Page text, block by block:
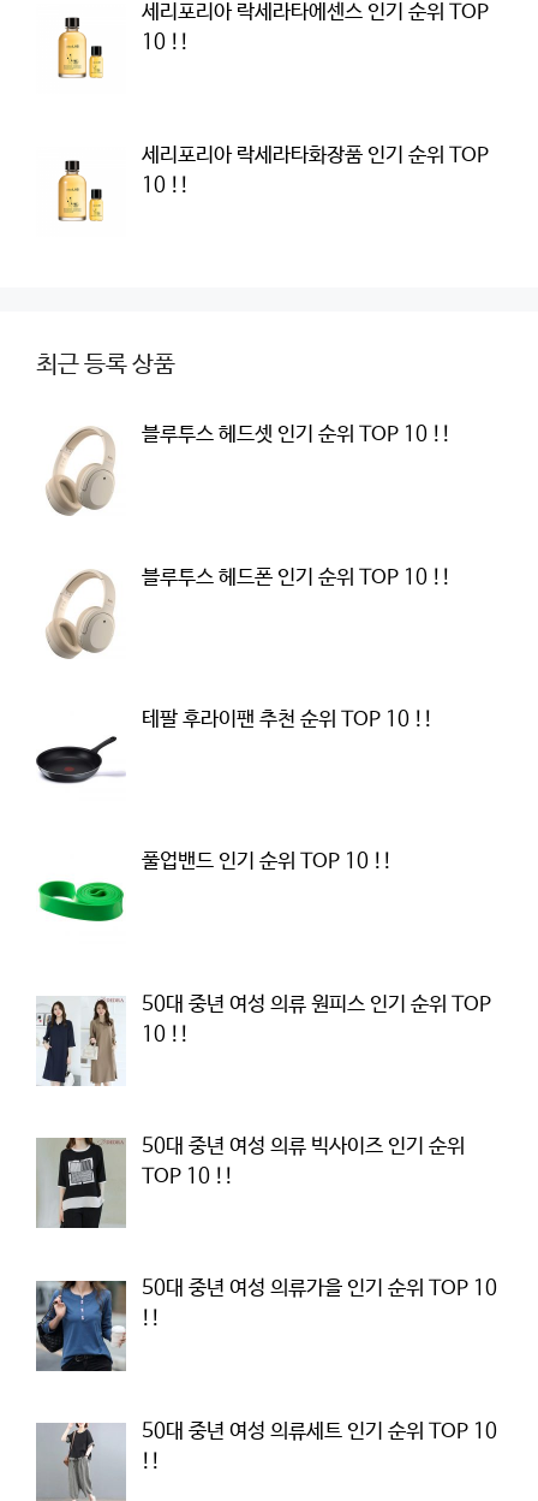
세리포리아 락세라타에센스 인기 순위 TOP
10 !!
세리포리아 락세라타화장품 인기 순위 TOP
10 !!
최근 등록 상품
블루투스 헤드셋 인기 순위 TOP 10 !!
블루투스 헤드폰 인기 순위 TOP 10 !!
테팔 후라이팬 추천 순위 TOP 10 !!
풀업밴드 인기 순위 TOP 10 !!
50대 중년 여성 의류 원피스 인기 순위 TOP
10 !!
50대 중년 여성 의류 빅사이즈 인기 순위
TOP 10 !!
50대 중년 여성 의류가을 인기 순위 TOP 10
!!
50대 중년 여성 의류세트 인기 순위 TOP 10
!!